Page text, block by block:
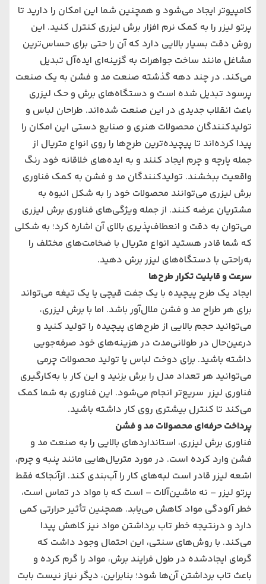
کامپیوتر ایجاد می‌‌‌شود و همچنین شما این امکان را دارید تا
پرتو لیزر را به کمک نرم افزار برش لیزری کنترل کنید. این
روش دقت بسیار بالایی دارد که آن را حتی برای حساس‌ترین
مشاغل مانند ساخت جواهرات به گزینه‌ای ایده‌آل تبدیل
می‌‌‌کند. در چند دهه گذشته صنعت مد و فشن به یک صنعت
پرسود تبدیل شده است و دستگاه‌های ‌برش و حک لیزری
باعث انقلاب جدیدی در این صنعت شده‌اند. طراحان لباس و
تولیدکنندگان محصولات هنری و صنایع دستی این امکان را
پیدا کرده‌اند تا پیچیده‌ترین طرح‌ها را روی انواع متریال از
جمله پارچه و چرم ایجاد کنند و به ایده‌های ‌خلاقانه خود رنگ
واقعیت ببخشند. تولیدکنندگان مد و فشن به کمک فناوری
برش لیزری می‌‌‌توانند محصولات خود را به شکل انبوه به
مشتریان عرضه کنند. از جمله ویژگی‌های ‌فناوری برش لیزری
می‌‌‌توان به دقت و انعطاف‌پذیری بالای آن اشاره کرد؛ به شکلی
که شما قادر هستید انواع متریال با ضخامت‌های ‌مختلف را
به‌راحتی با دستگاه‌های ‌لیزر برش دهید.
سرعت و قابلیت تکرار طرح‌ها
ایجاد یک طرح پیچیده با یک جفت قیچی یا یک تیغه می‌تواند
برای هر طراح مد و فشن ملال‌آور باشد. اما با برش لیزری،
می‌توانید حجم بالایی از طرح‌های ‌پیچیده را تولید کنید و
درعین‌حال در طولانی‌مدت در هزینه‌های ‌خود صرفه‌جویی
داشته باشید. برای دوخت لباس یا تولید محصولات چرمی
می‌‌‌توانید هر تعداد مدل را برش بزنید و این کار با به‌کارگیری
فناوری لیزر سریع‌تر انجام می‌‌‌شود. این فناوری به شما کمک
می‌‌‌کند تا کنترل بیشتری روی کار داشته باشید.
پرداخت حرفه‌ای محصولات مد و فشن
فناوری برش لیزری، استانداردهای بالایی را به صنعت مد و
فشن وارد کرده است. در مورد متریال‌هایی مانند پنبه و چرم،
اشعه لیزر قادر است لبه‌های ‌کار را آب‌بندی کند. ازآنجاکه فقط
پرتو لیزر – نه ماشین‌آلات – است که با مواد در تماس است،
خطر آلودگی مواد کاهش می‌‌‌یابد. همچنین تأثیر حرارتی کمی
دارد و درنتیجه خطر تاب برداشتن مواد نیز کاهش پیدا
می‌‌‌کند. با روش‌های سنتی، این احتمال وجود داشت که
گرمای ایجادشده در طول فرایند برش، مواد را گرم کرده و
باعث تاب برداشتن آن‌ها شود؛ بنابراین، دیگر نیاز نیست بابت